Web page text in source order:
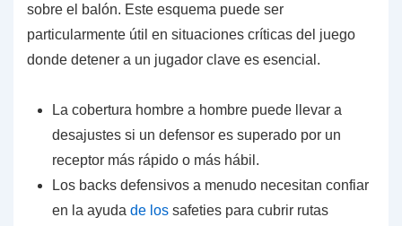
sobre el balón. Este esquema puede ser
particularmente útil en situaciones críticas del juego
donde detener a un jugador clave es esencial.
La cobertura hombre a hombre puede llevar a
desajustes si un defensor es superado por un
receptor más rápido o más hábil.
Los backs defensivos a menudo necesitan confiar
en la ayuda de los safeties para cubrir rutas